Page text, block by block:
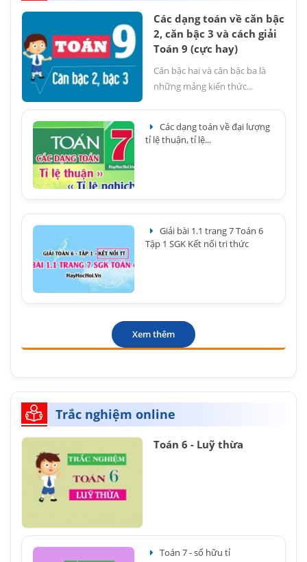
Các dạng toán về căn bậc
2, căn bậc 3 và cách giải
Toán 9 (cực hay)
Căn bậc hai và căn bậc ba là
những mảng kiến thức...
Các dạng toán về đại lượng
tỉ lệ thuận, tỉ lệ...
Giải bài 1.1 trang 7 Toán 6
Tập 1 SGK Kết nối tri thức
Xem thêm
Trắc nghiệm online
Toán 6 - Luỹ thừa
Toán 7 - số hữu tỉ